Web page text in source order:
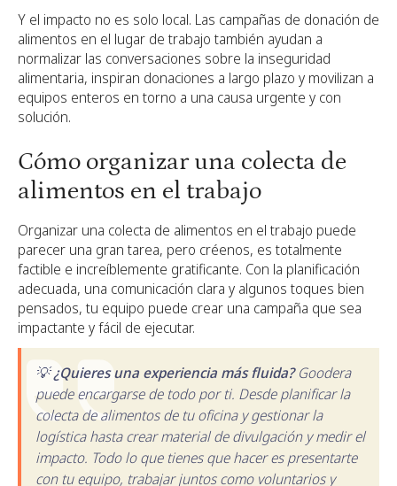
Y el impacto no es solo local. Las campañas de donación de
alimentos en el lugar de trabajo también ayudan a
normalizar las conversaciones sobre la inseguridad
alimentaria, inspiran donaciones a largo plazo y movilizan a
equipos enteros en torno a una causa urgente y con
solución.
Cómo organizar una colecta de
alimentos en el trabajo
Organizar una colecta de alimentos en el trabajo puede
parecer una gran tarea, pero créenos, es totalmente
factible e increíblemente gratificante. Con la planificación
adecuada, una comunicación clara y algunos toques bien
pensados, tu equipo puede crear una campaña que sea
impactante y fácil de ejecutar.
💡 ¿Quieres una experiencia más fluida?Goodera
puede encargarse de todo por ti. Desde planificar la
colecta de alimentos de tu oficina y gestionar la
logística hasta crear material de divulgación y medir el
impacto. Todo lo que tienes que hacer es presentarte
con tu equipo, trabajar juntos como voluntarios y